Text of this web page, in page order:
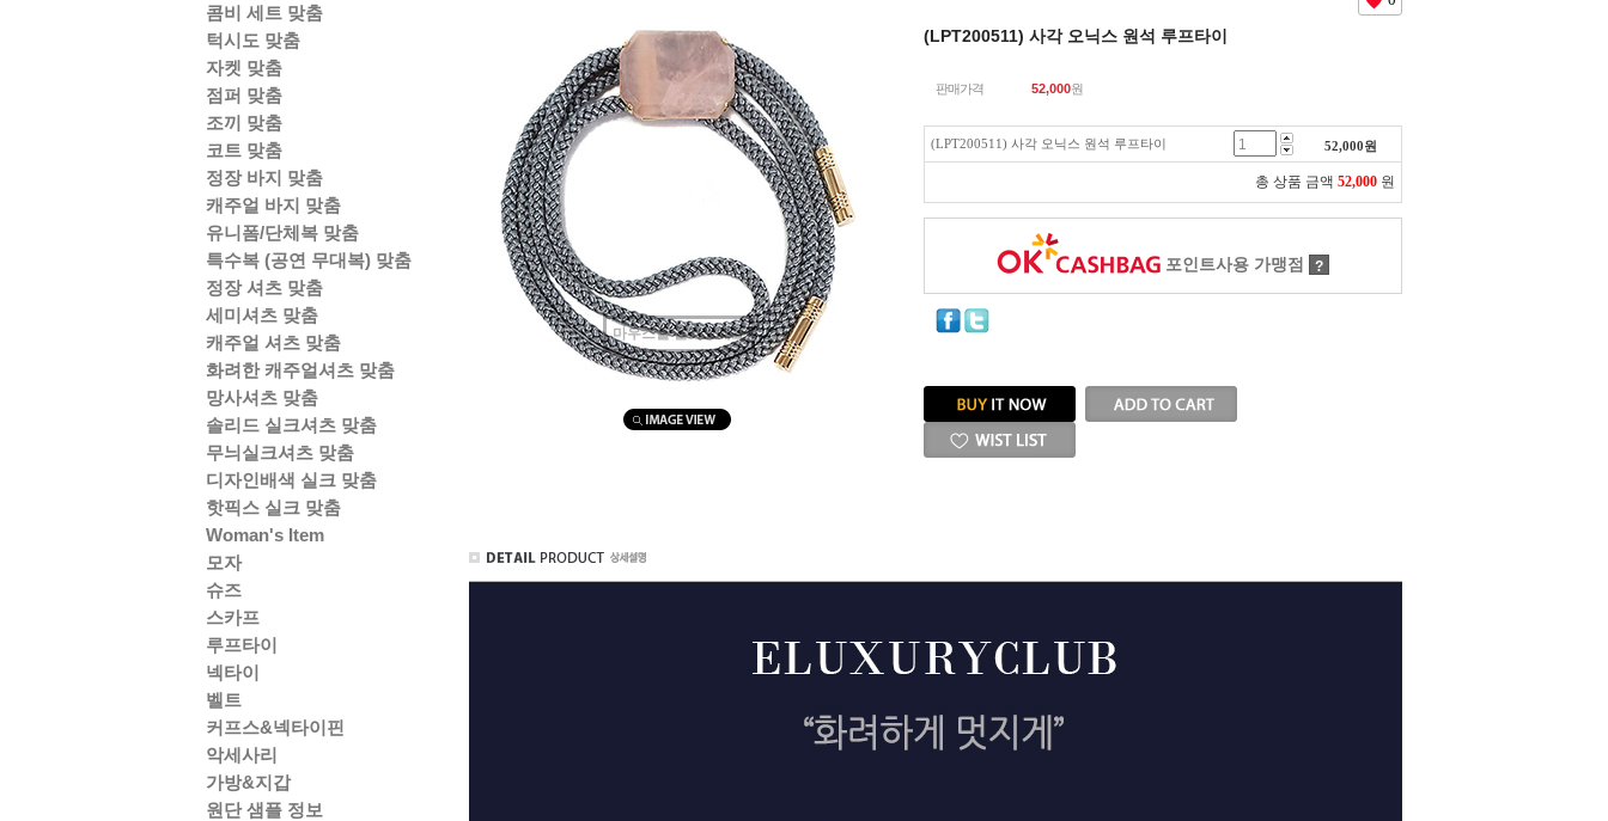
콤비 세트 맞춤
턱시도 맞춤
자켓 맞춤
점퍼 맞춤
조끼 맞춤
코트 맞춤
정장 바지 맞춤
캐주얼 바지 맞춤
유니폼/단체복 맞춤
특수복 (공연 무대복) 맞춤
정장 셔츠 맞춤
세미셔츠 맞춤
캐주얼 셔츠 맞춤
화려한 캐주얼셔츠 맞춤
망사셔츠 맞춤
솔리드 실크셔츠 맞춤
무늬실크셔츠 맞춤
디자인배색 실크 맞춤
핫픽스 실크 맞춤
Woman's Item
모자
슈즈
스카프
루프타이
넥타이
벨트
커프스&넥타이핀
악세사리
가방&지갑
원단 샘플 정보
마우스를 올려보세요
(LPT200511) 사각 오닉스 원석 루프타이
판매가격 52,000원
(LPT200511) 사각 오닉스 원석 루프타이 52,000원
총 상품 금액 52,000 원
포인트사용 가맹점 ?